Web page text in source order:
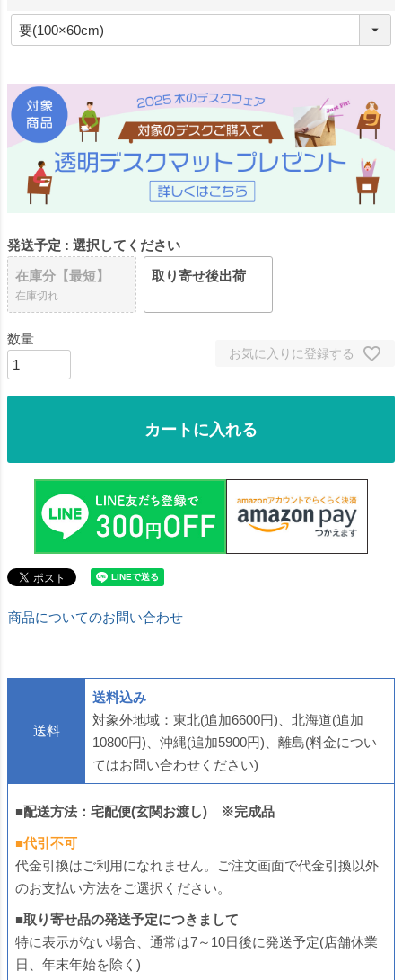
発送予定
選択してください
在庫分【最短】
在庫切れ
取り寄せ後出荷
お気に入りに登録する
カートに入れる
商品についてのお問い合わせ
送料
送料込み
対象外地域：東北(追加6600円)、北海道(追加
10800円)、沖縄(追加5900円)、離島(料金につい
てはお問い合わせください)
■配送方法：宅配便(玄関お渡し) ※完成品
■代引不可
代金引換はご利用になれません。ご注文画面で代金引換以外
のお支払い方法をご選択ください。
■取り寄せ品の発送予定につきまして
特に表示がない場合、通常は7～10日後に発送予定(店舗休業
日、年末年始を除く)